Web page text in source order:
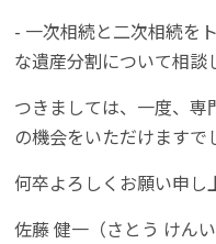
- 一次相続と二次相続を
な遺産分割について相談
つきましては、一度、
の機会をいただけますで
何卒よろしくお願い申し
佐藤 健一（さとう けんい